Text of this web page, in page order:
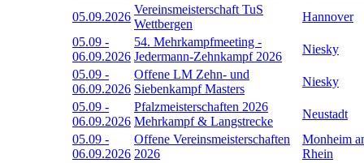
05.09.2026
Vereinsmeisterschaft TuS
Wettbergen
Hannover
05.09 -
06.09.2026
54. Mehrkampfmeeting -
Jedermann-Zehnkampf 2026
Niesky
05.09 -
06.09.2026
Offene LM Zehn- und
Siebenkampf Masters
Niesky
05.09 -
06.09.2026
Pfalzmeisterschaften 2026
Mehrkampf & Langstrecke
Neustadt
05.09 -
06.09.2026
Offene Vereinsmeisterschaften
2026
Monheim
Rhein